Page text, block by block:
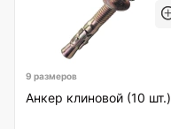
9 размеров
Анкер клиновой (10 шт.)